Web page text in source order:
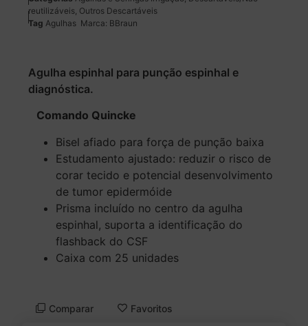
reutilizáveis, Outros Descartáveis
Tag Agulhas Marca: BBraun
Agulha espinhal para punção espinhal e
diagnóstica.
Comando Quincke
Bisel afiado para força de punção baixa
Estudamento ajustado: reduzir o risco de
corar tecido e potencial desenvolvimento
de tumor epidermóide
Prisma incluído no centro da agulha
espinhal, suporta a identificação do
flashback do CSF
Caixa com 25 unidades
Comparar Favoritos